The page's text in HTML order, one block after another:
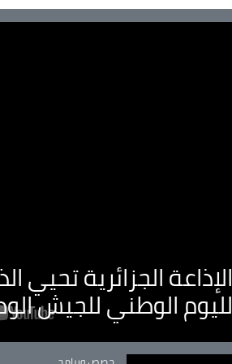
الإذاعة الجزائرية تحيي
لليوم الوطني للجيش